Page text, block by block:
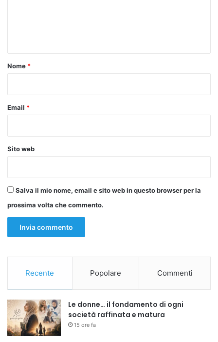
o
Nome *
Email *
Sito web
Salva il mio nome, email e sito web in questo browser per la
prossima volta che commento.
Recente Popolare Commenti
Le donne… il fondamento di ogni
società raffinata e matura
15 ore fa